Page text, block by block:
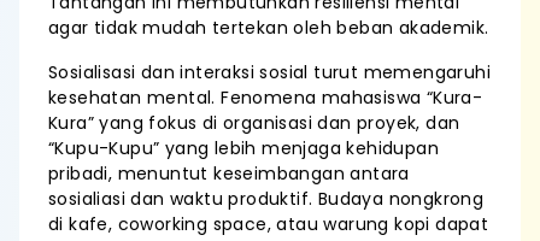
agar tidak mudah tertekan oleh beban akademik.
Sosialisasi dan interaksi sosial turut memengaruhi
kesehatan mental. Fenomena mahasiswa “Kura-
Kura” yang fokus di organisasi dan proyek, dan
“Kupu-Kupu” yang lebih menjaga kehidupan
pribadi, menuntut keseimbangan antara
sosialiasi dan waktu produktif. Budaya nongkrong
di kafe, coworking space, atau warung kopi dapat